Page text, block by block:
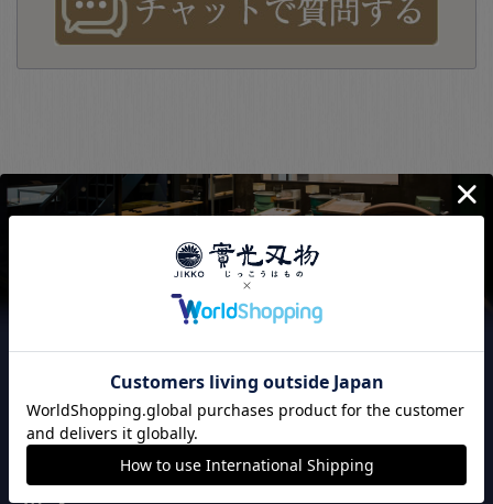
實光刃物が
選ばれる3つの理由
120年以上継承された